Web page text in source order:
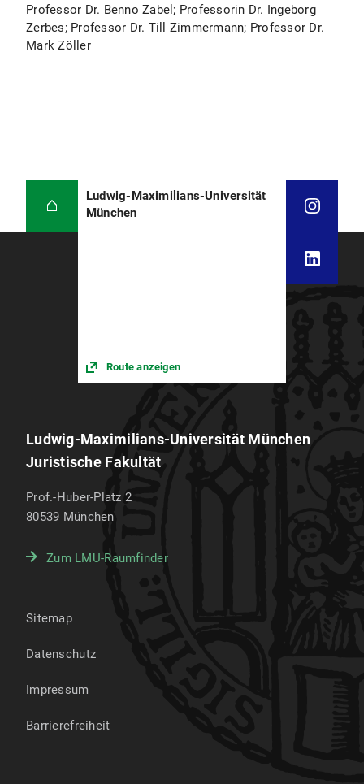
Professor Dr. Benno Zabel; Professorin Dr. Ingeborg
Zerbes; Professor Dr. Till Zimmermann; Professor Dr.
Mark Zöller
Ludwig-Maximilians-Universität
München
Route anzeigen
Ludwig-Maximilians-Universität München
Juristische Fakultät
Prof.-Huber-Platz 2
80539 München
Zum LMU-Raumfinder
Sitemap
Datenschutz
Impressum
Barrierefreiheit